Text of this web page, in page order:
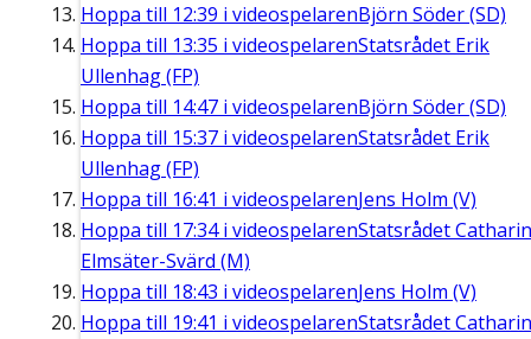
Hoppa till 12:39 i videospelarenBjörn Söder (SD)
Hoppa till 13:35 i videospelarenStatsrådet Erik
Ullenhag (FP)
Hoppa till 14:47 i videospelarenBjörn Söder (SD)
Hoppa till 15:37 i videospelarenStatsrådet Erik
Ullenhag (FP)
Hoppa till 16:41 i videospelarenJens Holm (V)
Hoppa till 17:34i videospelarenStatsrådet
Elmsäter-Svärd (M)
Hoppa till 18:43 i videospelarenJens Holm (V)
Hoppa till 19:41 i videospelarenStatsrådet